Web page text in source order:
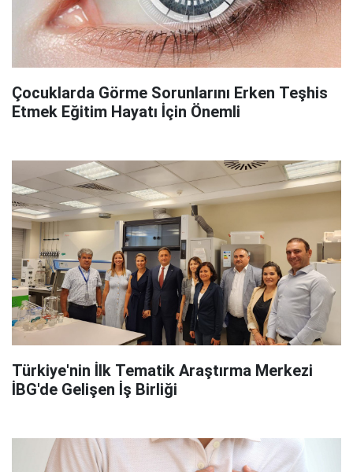
Çocuklarda Görme Sorunlarını Erken Teşhis
Etmek Eğitim Hayatı İçin Önemli
Türkiye'nin İlk Tematik Araştırma Merkezi
İBG'de Gelişen İş Birliği